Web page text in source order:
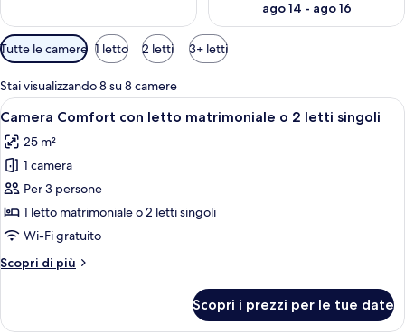
ago 14 - ago 16
Filtri
disponibili
per
le
camere
Tutte le camere 1 letto 2 letti 3+ letti
Stai visualizzando 8 su 8 camere
Apri
tutte
le
foto
per
Camera
Comfort
letto
Una camera d'albergo con un letto,
5
Camera Comfort con letto matrimoniale o 2 letti singoli
25 m²
1 camera
Per 3 persone
1 letto matrimoniale o 2 letti singoli
Wi-Fi gratuito
Scopri di più
Altri
Comfort
Scopri i prezzi per le tue date